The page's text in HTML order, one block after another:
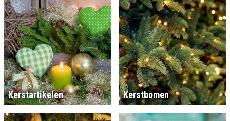
Kerstartikelen Kerstbomen